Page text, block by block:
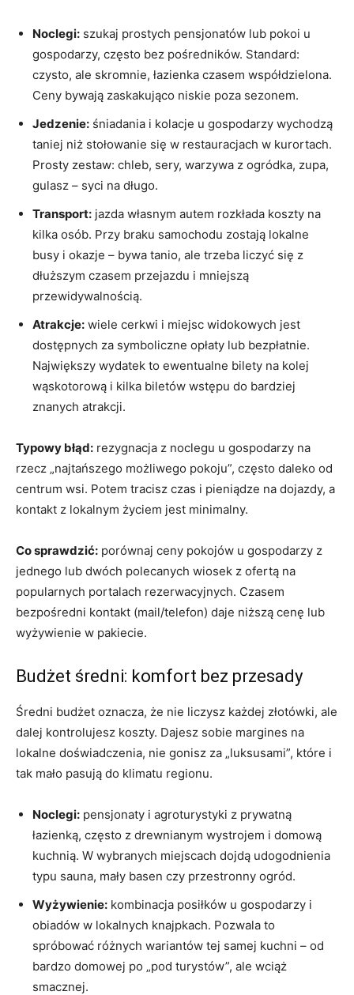
Noclegi: szukaj prostych pensjonatów lub pokoi u
gospodarzy, często bez pośredników. Standard:
czysto, ale skromnie, łazienka czasem współdzielona.
Ceny bywają zaskakująco niskie poza sezonem.
Jedzenie: śniadania i kolacje u gospodarzy wychodzą
taniej niż stołowanie się w restauracjach w kurortach.
Prosty zestaw: chleb, sery, warzywa z ogródka, zupa,
gulasz – syci na długo.
Transport: jazda własnym autem rozkłada koszty na
kilka osób. Przy braku samochodu zostają lokalne
busy i okazje – bywa tanio, ale trzeba liczyć się z
dłuższym czasem przejazdu i mniejszą
przewidywalnością.
Atrakcje: wiele cerkwi i miejsc widokowych jest
dostępnych za symboliczne opłaty lub bezpłatnie.
Największy wydatek to ewentualne bilety na kolej
wąskotorową i kilka biletów wstępu do bardziej
znanych atrakcji.
Typowy błąd: rezygnacja z noclegu u gospodarzy na
rzecz „najtańszego możliwego pokoju”, często daleko od
centrum wsi. Potem tracisz czas i pieniądze na dojazdy, a
kontakt z lokalnym życiem jest minimalny.
Co sprawdzić: porównaj ceny pokojów u gospodarzy z
jednego lub dwóch polecanych wiosek z ofertą na
popularnych portalach rezerwacyjnych. Czasem
bezpośredni kontakt (mail/telefon) daje niższą cenę lub
wyżywienie w pakiecie.
Budżet średni: komfort bez przesady
Średni budżet oznacza, że nie liczysz każdej złotówki, ale
dalej kontrolujesz koszty. Dajesz sobie margines na
lokalne doświadczenia, nie gonisz za „luksusami”, które i
tak mało pasują do klimatu regionu.
Noclegi: pensjonaty i agroturystyki z prywatną
łazienką, często z drewnianym wystrojem i domową
kuchnią. W wybranych miejscach dojdą udogodnienia
typu sauna, mały basen czy przestronny ogród.
Wyżywienie: kombinacja posiłków u gospodarzy i
obiadów w lokalnych knajpkach. Pozwala to
spróbować różnych wariantów tej samej kuchni – od
bardzo domowej po „pod turystów”, ale wciąż
smacznej.